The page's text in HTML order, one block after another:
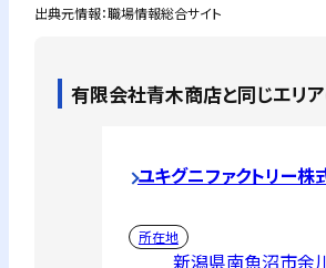
出典元情報：職場情報総合サイト
有限会社青木商店と同じエリ
ユキグニファクトリー株
所在地
新潟県南魚沼市余